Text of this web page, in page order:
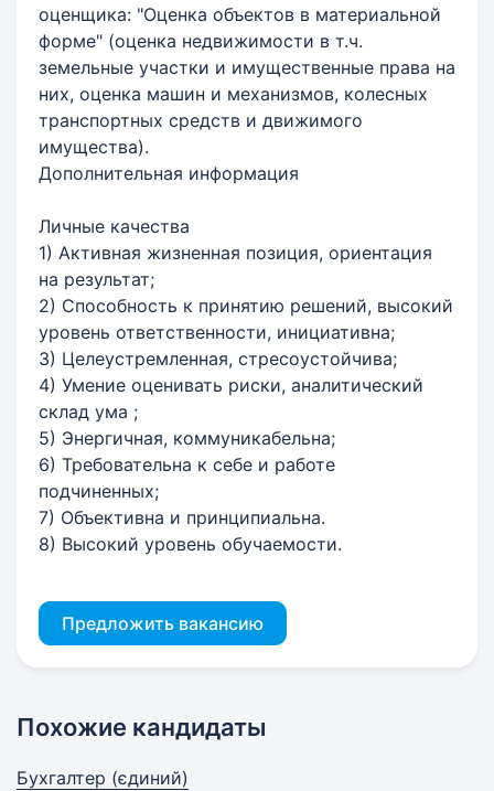
оценщика: "Оценка объектов в материальной
форме" (оценка недвижимости в т.ч.
земельные участки и имущественные права на
них, оценка машин и механизмов, колесных
транспортных средств и движимого
имущества).
Дополнительная информация
Личные качества
1) Активная жизненная позиция, ориентация
на результат;
2) Способность к принятию решений, высокий
уровень ответственности, инициативна;
3) Целеустремленная, стресоустойчива;
4) Умение оценивать риски, аналитический
склад ума ;
5) Энергичная, коммуникабельна;
6) Требовательна к себе и работе
подчиненных;
7) Объективна и принципиальна.
8) Высокий уровень обучаемости.
Предложить вакансию
Похожие кандидаты
Бухгалтер (єдиний)